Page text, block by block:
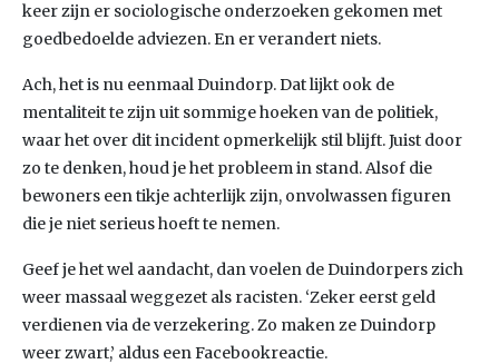
keer zijn er sociologische onderzoeken gekomen met
goedbedoelde adviezen. En er verandert niets.
Ach, het is nu eenmaal Duindorp. Dat lijkt ook de
mentaliteit te zijn uit sommige hoeken van de politiek,
waar het over dit incident opmerkelijk stil blijft. Juist door
zo te denken, houd je het probleem in stand. Alsof die
bewoners een tikje achterlijk zijn, onvolwassen figuren
die je niet serieus hoeft te nemen.
Geef je het wel aandacht, dan voelen de Duindorpers zich
weer massaal weggezet als racisten. ‘Zeker eerst geld
verdienen via de verzekering. Zo maken ze Duindorp
weer zwart,’ aldus een Facebookreactie.